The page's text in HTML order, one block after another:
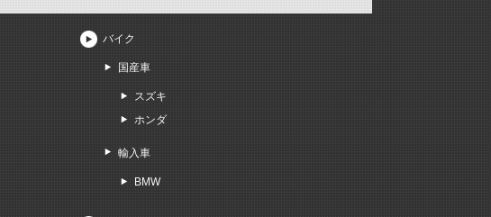
バイク
国産車
スズキ
ホンダ
輸入車
BMW